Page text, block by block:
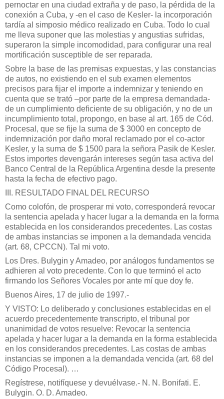
pernoctar en una ciudad extraña y de paso, la pérdida de la
conexión a Cuba, y -en el caso de Kesler- la incorporación
tardía al simposio médico realizado en Cuba. Todo lo cual
me lleva suponer que las molestias y angustias sufridas,
superaron la simple incomodidad, para configurar una real
mortificación susceptible de ser reparada.
Sobre la base de las premisas expuestas, y las constancias
de autos, no existiendo en el sub examen elementos
precisos para fijar el importe a indemnizar y teniendo en
cuenta que se trató –por parte de la empresa demandada-
de un cumplimiento deficiente de su obligación, y no de un
incumplimiento total, propongo, en base al art. 165 de Cód.
Procesal, que se fije la suma de $ 3000 en concepto de
indemnización por daño moral reclamado por el co-actor
Kesler, y la suma de $ 1500 para la señora Pasik de Kesler.
Estos importes devengarán intereses según tasa activa del
Banco Central de la República Argentina desde la presente
hasta la fecha de efectivo pago.
III. RESULTADO FINAL DEL RECURSO
Como colofón, de prosperar mi voto, corresponderá revocar
la sentencia apelada y hacer lugar a la demanda en la forma
establecida en los considerandos precedentes. Las costas
de ambas instancias se imponen a la demandada vencida
(art. 68, CPCCN). Tal mi voto.
Los Dres. Bulygin y Amadeo, por análogos fundamentos se
adhieren al voto precedente. Con lo que terminó el acto
firmando los Señores Vocales por ante mí que doy fe.
Buenos Aires, 17 de julio de 1997.-
Y VISTO: Lo deliberado y conclusiones establecidas en el
acuerdo precedentemente transcripto, el tribunal por
unanimidad de votos resuelve: Revocar la sentencia
apelada y hacer lugar a la demanda en la forma establecida
en los considerandos precedentes. Las costas de ambas
instancias se imponen a la demandada vencida (art. 68 del
Código Procesal). …
Regístrese, notifíquese y devuélvase.- N. N. Bonifati. E.
Bulygin. O. D. Amadeo.